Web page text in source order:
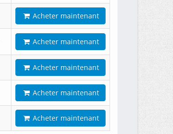
Acheter maintenant
Acheter maintenant
Acheter maintenant
Acheter maintenant
Acheter maintenant